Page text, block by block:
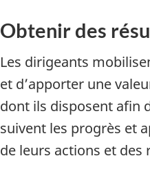
Obtenir des
Les dirigeants
et d’apporter une
dont ils disposent afin
suivent les progrès et
de leurs actions et des